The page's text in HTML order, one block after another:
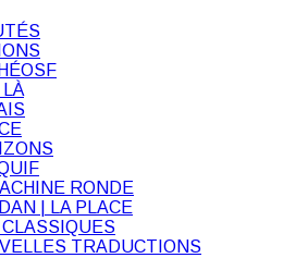
LÀ
RONDE
| LA PLACE
CLASSIQUES
TRADUCTIONS